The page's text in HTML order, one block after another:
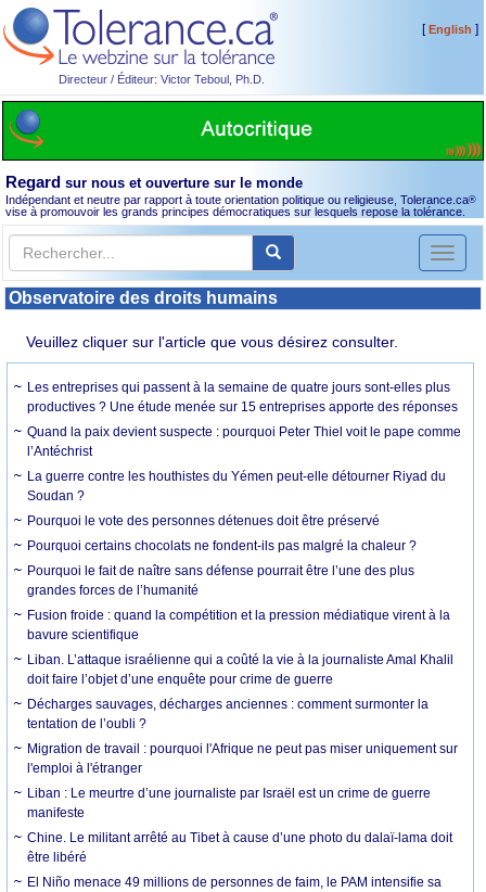
Directeur / Éditeur: Victor Teboul, Ph.D.
[English ]
Regard sur nous et ouverture sur le monde
Indépendant et neutre par rapport à toute orientation politique ou religieuse, Tolerance.ca®
vise à promouvoir les grands principes démocratiques sur lesquels repose la tolérance.
Toggle
Observatoire des droits humains
Veuillez cliquer sur l'article que vous désirez consulter.
Les entreprises qui passent à la semaine de quatre jours sont-elles plus
productives ? Une étude menée sur 15 entreprises apporte des réponses
Quand la paix devient suspecte : pourquoi Peter Thiel voit le pape comme
l’Antéchrist
La guerre contre les houthistes du Yémen peut-elle détourner Riyad du
Soudan ?
Pourquoi le vote des personnes détenues doit être préservé
Pourquoi certains chocolats ne fondent-ils pas malgré la chaleur ?
Pourquoi le fait de naître sans défense pourrait être l’une des plus
grandes forces de l’humanité
Fusion froide : quand la compétition et la pression médiatique virent à la
bavure scientifique
Liban. L’attaque israélienne qui a coûté la vie à la journaliste Amal Khalil
doit faire l’objet d’une enquête pour crime de guerre
Décharges sauvages, décharges anciennes : comment surmonter la
tentation de l’oubli ?
Migration de travail : pourquoi l'Afrique ne peut pas miser uniquement sur
l'emploi à l'étranger
Liban : Le meurtre d’une journaliste par Israël est un crime de guerre
manifeste
Chine. Le militant arrêté au Tibet à cause d’une photo du dalaï-lama doit
être libéré
El Niño menace 49 millions de personnes de faim, le PAM intensifie sa